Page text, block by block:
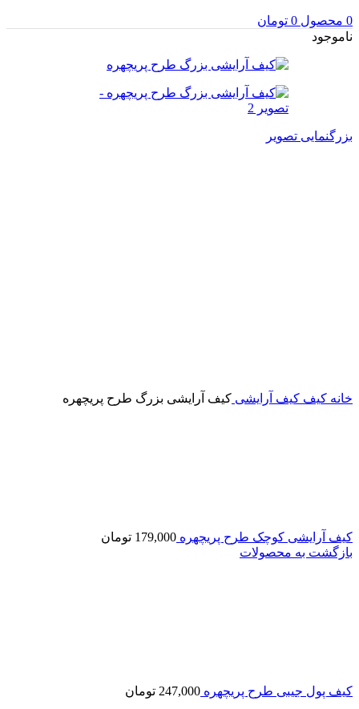
0 محصول 0 تومان
ناموجود
بزرگنمایی تصویر
خانه کیف کیف آرایشی کیف آرایشی بزرگ طرح پریچهره
کیف آرایشی کوچک طرح پریچهره 179,000 تومان
بازگشت به محصولات
کیف پول جیبی طرح پریچهره 247,000 تومان